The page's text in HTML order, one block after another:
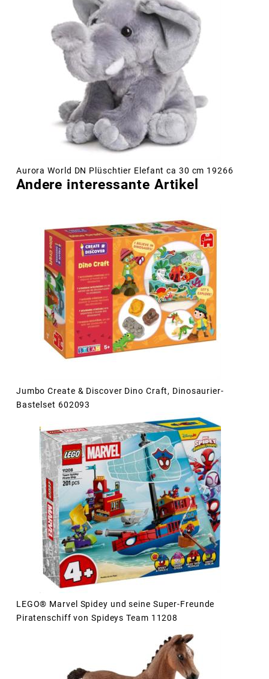
Aurora World DN Plüschtier Elefant ca 30 cm 19266
Andere interessante Artikel
Jumbo Create & Discover Dino Craft, Dinosaurier-
Bastelset 602093
LEGO® Marvel Spidey und seine Super-Freunde
Piratenschiff von Spideys Team 11208